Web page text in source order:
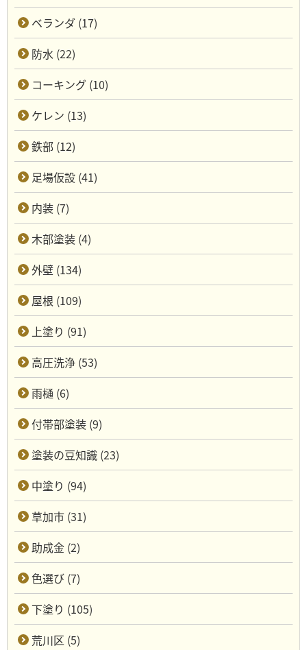
ベランダ (17)
防水 (22)
コーキング (10)
ケレン (13)
鉄部 (12)
足場仮設 (41)
内装 (7)
木部塗装 (4)
外壁 (134)
屋根 (109)
上塗り (91)
高圧洗浄 (53)
雨樋 (6)
付帯部塗装 (9)
塗装の豆知識 (23)
中塗り (94)
草加市 (31)
助成金 (2)
色選び (7)
下塗り (105)
荒川区 (5)